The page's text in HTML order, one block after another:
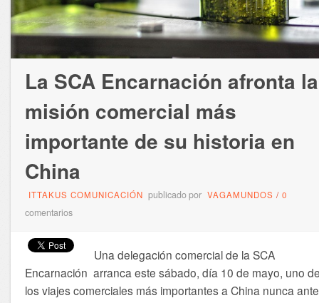
La SCA Encarnación afronta la
misión comercial más
importante de su historia en
China
ITTAKUS COMUNICACIÓN publicado por VAGAMUNDOS / 0
comentarios
Una delegación comercial de la SCA
Encarnación arranca este sábado, día 10 de mayo, uno
los viajes comerciales más importantes a China nunca